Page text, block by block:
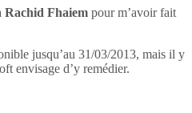
Rachid Fhaiem pour m’avoir fait
jusqu’au 31/03/2013, mais il y
envisage d’y remédier.